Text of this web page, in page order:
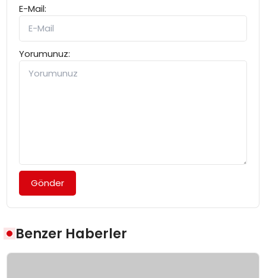
E-Mail:
Yorumunuz:
Gönder
Benzer Haberler